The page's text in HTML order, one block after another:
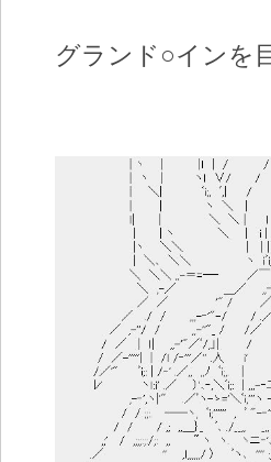
グランド○インを